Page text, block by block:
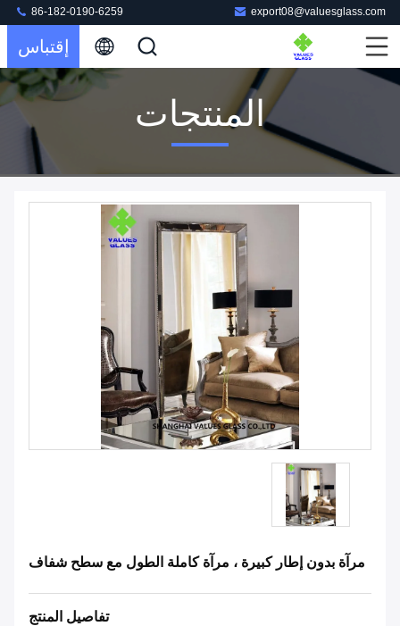
export08@valuesglass.com
86-182-0190-6259
إقتباس
المنتجات
مرآة بدون إطار كبيرة ، مرآة كاملة الطول مع سطح شفاف
تفاصيل المنتج